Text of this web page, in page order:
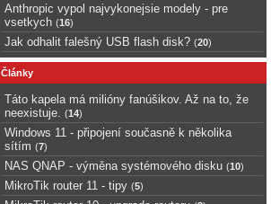
Anthropic vypol najvykonejsie modely - pre
vsetkych (16)
Jak odhalit falešný USB flash disk? (20)
Články
Táto kapela má milióny fanúšikov. Až na to, že
neexistuje.
(14)
Windows 11 - připojení současně k několika
sítím (7)
NAS QNAP - výměna systémového disku (10)
MikroTik router 11 - tipy (5)